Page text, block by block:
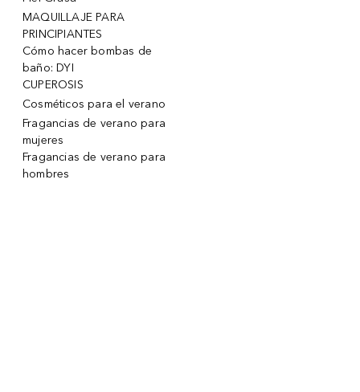
MAQUILLAJE PARA
PRINCIPIANTES
Cómo hacer bombas de
baño: DYI
CUPEROSIS
Cosméticos para el verano
Fragancias de verano para
mujeres
Fragancias de verano para
hombres